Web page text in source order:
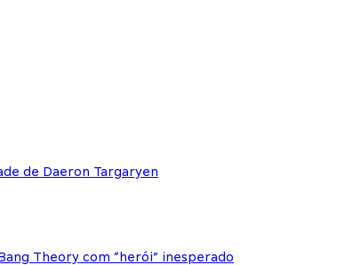
de Daeron Targaryen
Theory com “herói” inesperado